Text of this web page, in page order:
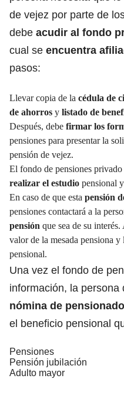
de vejez por parte de
debe acudir al fondo
cual se encuentra
pasos:
Llevar copia de la cédula de
de ahorros y listado de
Después, debe firmar los
pensiones para presentar la
pensión de vejez.
El fondo de pensiones privado
realizar el estudio pensional
En caso de que esta pensión
pensiones contactará a la
pensión que sea de su
valor de la mesada pensiona
pensional.
Una vez el fondo de
información, la persona
nómina de
el beneficio pensional
Pensiones
Pensión jubilación
Adulto mayor